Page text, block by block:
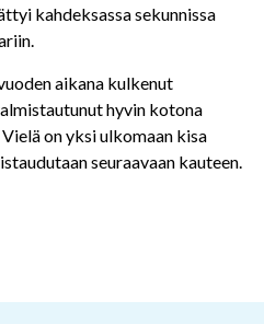
kahdeksassa sekunnissa
aikana kulkenut
hyvin kotona
on yksi ulkomaan kisa
seuraavaan kauteen.